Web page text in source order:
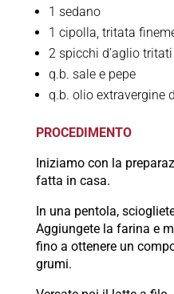
1 sedano
1 cipolla, tritata
2 spicchi d’aglio tritati
q.b. sale e pepe
q.b. olio extravergine
PROCEDIMENTO
Iniziamo con la
fatta in casa.
In una pentola,
Aggiungete la farina e
fino a ottenere un
grumi.